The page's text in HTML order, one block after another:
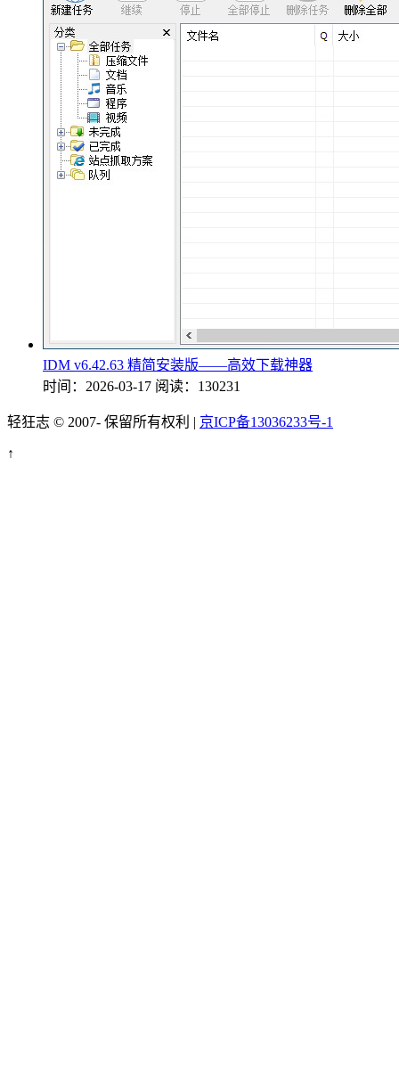
IDM v6.42.63 精简安装版——高效下载神器
时间：2026-03-17 阅读：130231
轻狂志 © 2007- 保留所有权利 | 京ICP备13036233号-1
↑